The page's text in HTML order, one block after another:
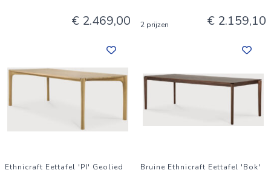
€ 2.469,00 2 prijzen € 2.159,10
Ethnicraft Eettafel 'PI' Geolied
Bruine Ethnicraft Eettafel 'Bok'